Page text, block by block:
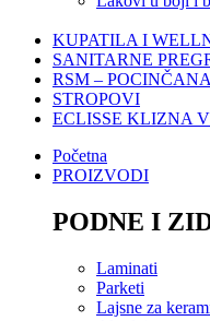
KUPATILA I
SANITARNE
RSM –
STROPOVI
ECLISSE KLIZNA
Početna
PROIZVODI
PODNE I
Laminati
Parketi
Lajsne za